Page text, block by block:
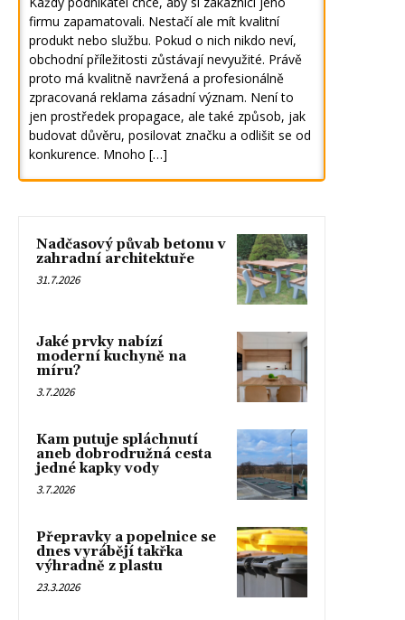
firmu zapamatovali. Nestačí ale mít kvalitní
produkt nebo službu. Pokud o nich nikdo neví,
obchodní příležitosti zůstávají nevyužité. Právě
proto má kvalitně navržená a profesionálně
zpracovaná reklama zásadní význam. Není to
jen prostředek propagace, ale také způsob, jak
budovat důvěru, posilovat značku a odlišit se od
konkurence. Mnoho […]
Nadčasový půvab betonu v
zahradní architektuře
31.7.2026
Jaké prvky nabízí
moderní kuchyně na
míru?
3.7.2026
Kam putuje spláchnutí
aneb dobrodružná cesta
jedné kapky vody
3.7.2026
Přepravky a popelnice se
dnes vyrábějí takřka
výhradně z plastu
23.3.2026